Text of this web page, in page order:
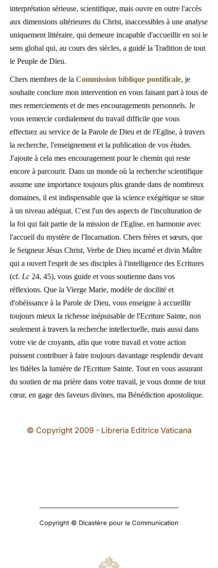
interprétation sérieuse, scientifique, mais ouvre en outre l'accès
aux dimensions ultérieures du Christ, inaccessibles à une analyse
uniquement littéraire, qui demeure incapable d'accueillir en soi le
sens global qui, au cours des siècles, a guidé la Tradition de tout
le Peuple de Dieu.
Chers membres de la Commission biblique pontificale, je
souhaite conclure mon intervention en vous faisant part à tous de
mes remerciements et de mes encouragements personnels. Je
vous remercie cordialement du travail difficile que vous
effectuez au service de la Parole de Dieu et de l'Eglise, à travers
la recherche, l'enseignement et la publication de vos études.
J'ajoute à cela mes encouragement pour le chemin qui reste
encore à parcourir. Dans un monde où la recherche scientifique
assume une importance toujours plus grande dans de nombreux
domaines, il est indispensable que la science exégétique se situe
à un niveau adéquat. C'est l'un des aspects de l'inculturation de
la foi qui fait partie de la mission de l'Eglise, en harmonie avec
l'accueil du mystère de l'Incarnation. Chers frères et sœurs, que
le Seigneur Jésus Christ, Verbe de Dieu incarné et divin Maître
qui a ouvert l'esprit de ses disciples à l'intelligence des Ecritures
(cf. Lc 24, 45), vous guide et vous soutienne dans vos
réflexions. Que la Vierge Marie, modèle de docilité et
d'obéissance à la Parole de Dieu, vous enseigne à accueillir
toujours mieux la richesse inépuisable de l'Ecriture Sainte, non
seulement à travers la recherche intellectuelle, mais aussi dans
votre vie de croyants, afin que votre travail et votre action
puissent contribuer à faire toujours davantage resplendir devant
les fidèles la lumière de l'Ecriture Sainte. Tout en vous assurant
du soutien de ma prière dans votre travail, je vous donne de tout
cœur, en gage des faveurs divines, ma Bénédiction apostolique.
© Copyright 2009 - Libreria Editrice Vaticana
Copyright © Dicastère pour la Communication